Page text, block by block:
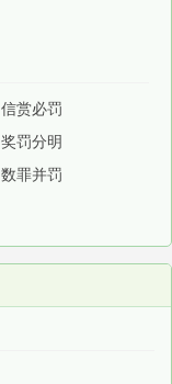
信赏必罚
奖罚分明
数罪并罚